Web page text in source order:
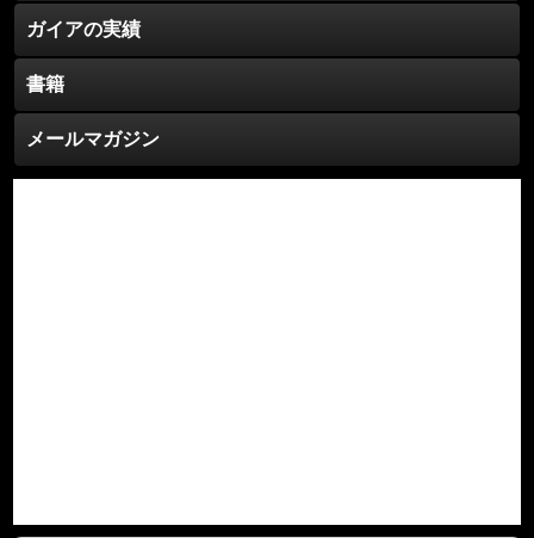
ガイアの実績
書籍
メールマガジン